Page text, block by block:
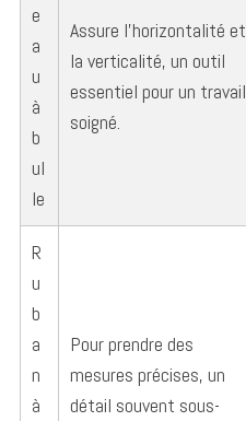
e
a
u
à
b
ul
le
Assure l’horizontalité et
la verticalité, un outil
essentiel pour un travail
soigné.
R
u
b
a
n
à
Pour prendre des
mesures précises, un
détail souvent sous-